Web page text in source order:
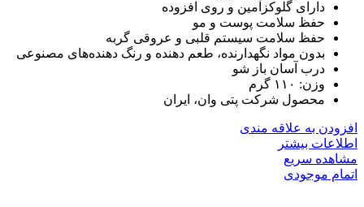
دارای گلوکزآمین و روی افزوده
حفظ سلامت پوست و مو
حفظ سلامت سیستم قلبی و عروقی گربه
بدون مواد نگهدارنده، طعم دهنده و رنگ دهنده‌های مصنوعی
درب آسان باز شو
وزن: ۱۱۰ گرم
محصول شرکت پتی وان، ایران
افزودن به علاقه مندی
اطلاعات بیشتر
مشاهده سریع
اتمام موجودی